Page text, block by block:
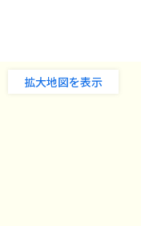
拡大地図を表示